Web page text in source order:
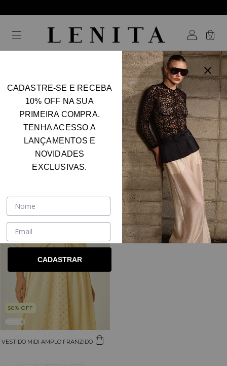
0
AMIGO OCULTO FILTER
50% OFF
VESTIDO MIDI AMPLO FRANZIDO
CADASTRE-SE E RECEBA
10% OFF NA SUA
PRIMEIRA COMPRA.
TENHA ACESSO A
LANÇAMENTOS E
NOVIDADES
EXCLUSIVAS.
CADASTRAR